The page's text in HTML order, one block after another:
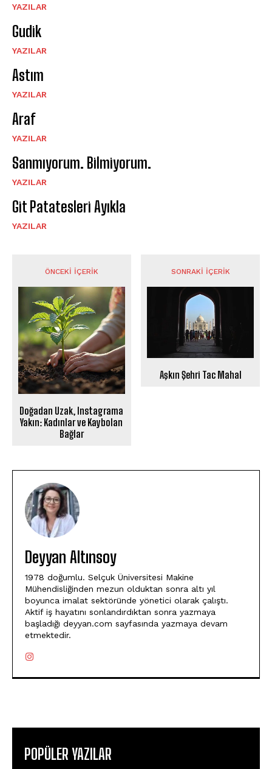
YAZILAR
Gudik
YAZILAR
Astım
YAZILAR
Araf
YAZILAR
Sanmıyorum. Bilmiyorum.
YAZILAR
Git Patatesleri Ayıkla
YAZILAR
ÖNCEKI İÇERIK
Doğadan Uzak, Instagrama
Yakın: Kadınlar ve Kaybolan
Bağlar
SONRAKI İÇERIK
Aşkın Şehri Tac Mahal
Deyyan Altınsoy
1978 doğumlu. Selçuk Üniversitesi Makine
Mühendisliğinden mezun olduktan sonra altı yıl
boyunca imalat sektöründe yönetici olarak çalıştı.
Aktif iş hayatını sonlandırdıktan sonra yazmaya
başladığı deyyan.com sayfasında yazmaya devam
etmektedir.
POPÜLER YAZILAR